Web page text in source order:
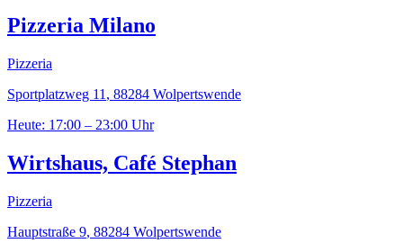
Pizzeria Milano
Pizzeria
Sportplatzweg 11 , 88284 Wolpertswende
Heute: 17:00 – 23:00 Uhr
Wirtshaus, Café Stephan
Pizzeria
Hauptstraße 9, 88284 Wolpertswende